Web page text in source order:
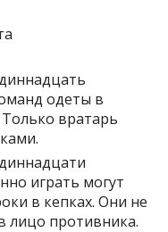
одеты в
вратарь
играть могут
в кепках. Они не
лицо противника.